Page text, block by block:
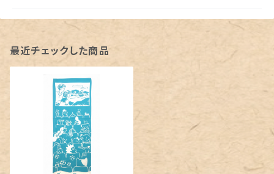
最近チェックした商品